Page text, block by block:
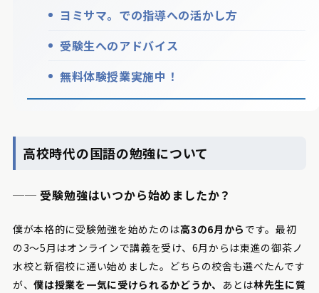
ヨミサマ。での指導への活かし方
受験生へのアドバイス
無料体験授業実施中！
高校時代の国語の勉強について
── 受験勉強はいつから始めましたか？
僕が本格的に受験勉強を始めたのは高3の6月から です。最初
の3～5月はオンラインで講義を受け、6月からは東進の御茶ノ
水校と新宿校に通い始めました。どちらの校舎も選べたんです
が、僕は授業を一気に受けられるかどうか、 あとは林先生に質